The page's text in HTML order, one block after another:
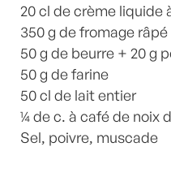
20 cl de crème liquide
350 g de fromage râpé
50 g de beurre + 20 g
50 g de farine
50 cl de lait entier
¼ de c. à café de noix
Sel, poivre, muscade